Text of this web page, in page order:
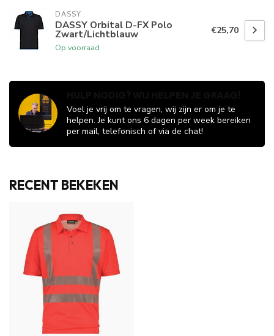
DASSY
DASSY Orbital D-FX Polo
Zwart/Lichtblauw
Op voorraad
€25,70
Voel je vrij om te vragen, wij zijn er om je te
helpen. Je kunt ons 6 dagen per week bereiken
per mail, telefonisch of via de chat!
RECENT BEKEKEN